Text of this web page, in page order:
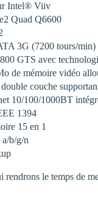
Intel® Viiv
Quad Q6600
3G (7200 tours/min)
GTS avec
de mémoire vidéo
couche
10/100/1000BT
1394
15 en 1
b/g/n
rendrons le temps de